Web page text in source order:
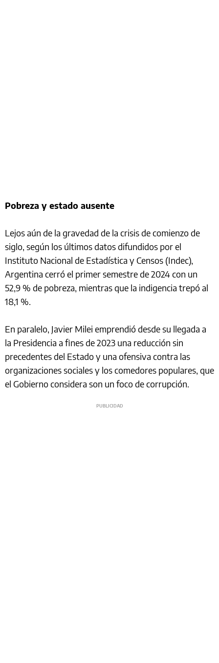
Pobreza y estado ausente
Lejos aún de la gravedad de la crisis de comienzo de
siglo, según los últimos datos difundidos por el
Instituto Nacional de Estadística y Censos (Indec),
Argentina cerró el primer semestre de 2024 con un
52,9 % de pobreza, mientras que la indigencia trepó al
18,1 %.
En paralelo, Javier Milei emprendió desde su llegada a
la Presidencia a fines de 2023 una reducción sin
precedentes del Estado y una ofensiva contra las
organizaciones sociales y los comedores populares, que
el Gobierno considera son un foco de corrupción.